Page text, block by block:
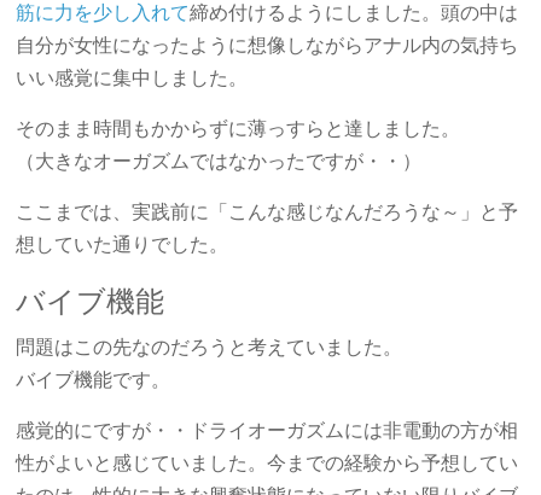
筋に力を少し入れて締め付けるようにしました。頭の中は
自分が女性になったように想像しながらアナル内の気持ち
いい感覚に集中しました。
そのまま時間もかからずに薄っすらと達しました。
（大きなオーガズムではなかったですが・・）
ここまでは、実践前に「こんな感じなんだろうな～」と予
想していた通りでした。
バイブ機能
問題はこの先なのだろうと考えていました。
バイブ機能です。
感覚的にですが・・ドライオーガズムには非電動の方が相
性がよいと感じていました。今までの経験から予想してい